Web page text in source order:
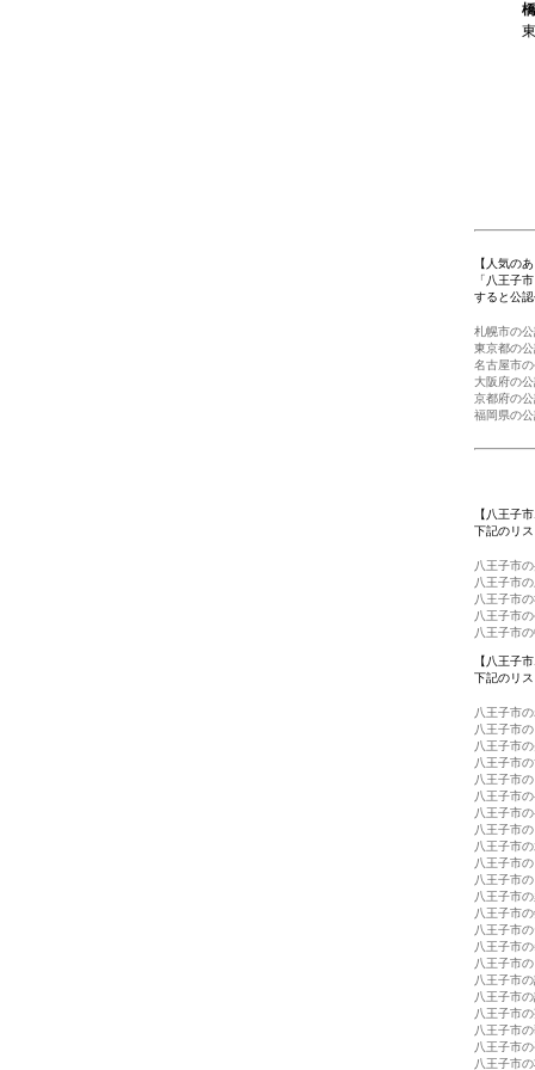
【人気の
「八王子
すると公
札幌市の
東京都の
名古屋市
大阪府の
京都府の
福岡県の
【八王子
下記のリ
八王子市
八王子市
八王子市
八王子市
八王子市
【八王子
下記のリ
八王子市
八王子市
八王子市
八王子市
八王子市
八王子市
八王子市
八王子市
八王子市
八王子市
八王子市
八王子市
八王子市
八王子市
八王子市
八王子市
八王子市
八王子市
八王子市
八王子市
八王子市
八王子市